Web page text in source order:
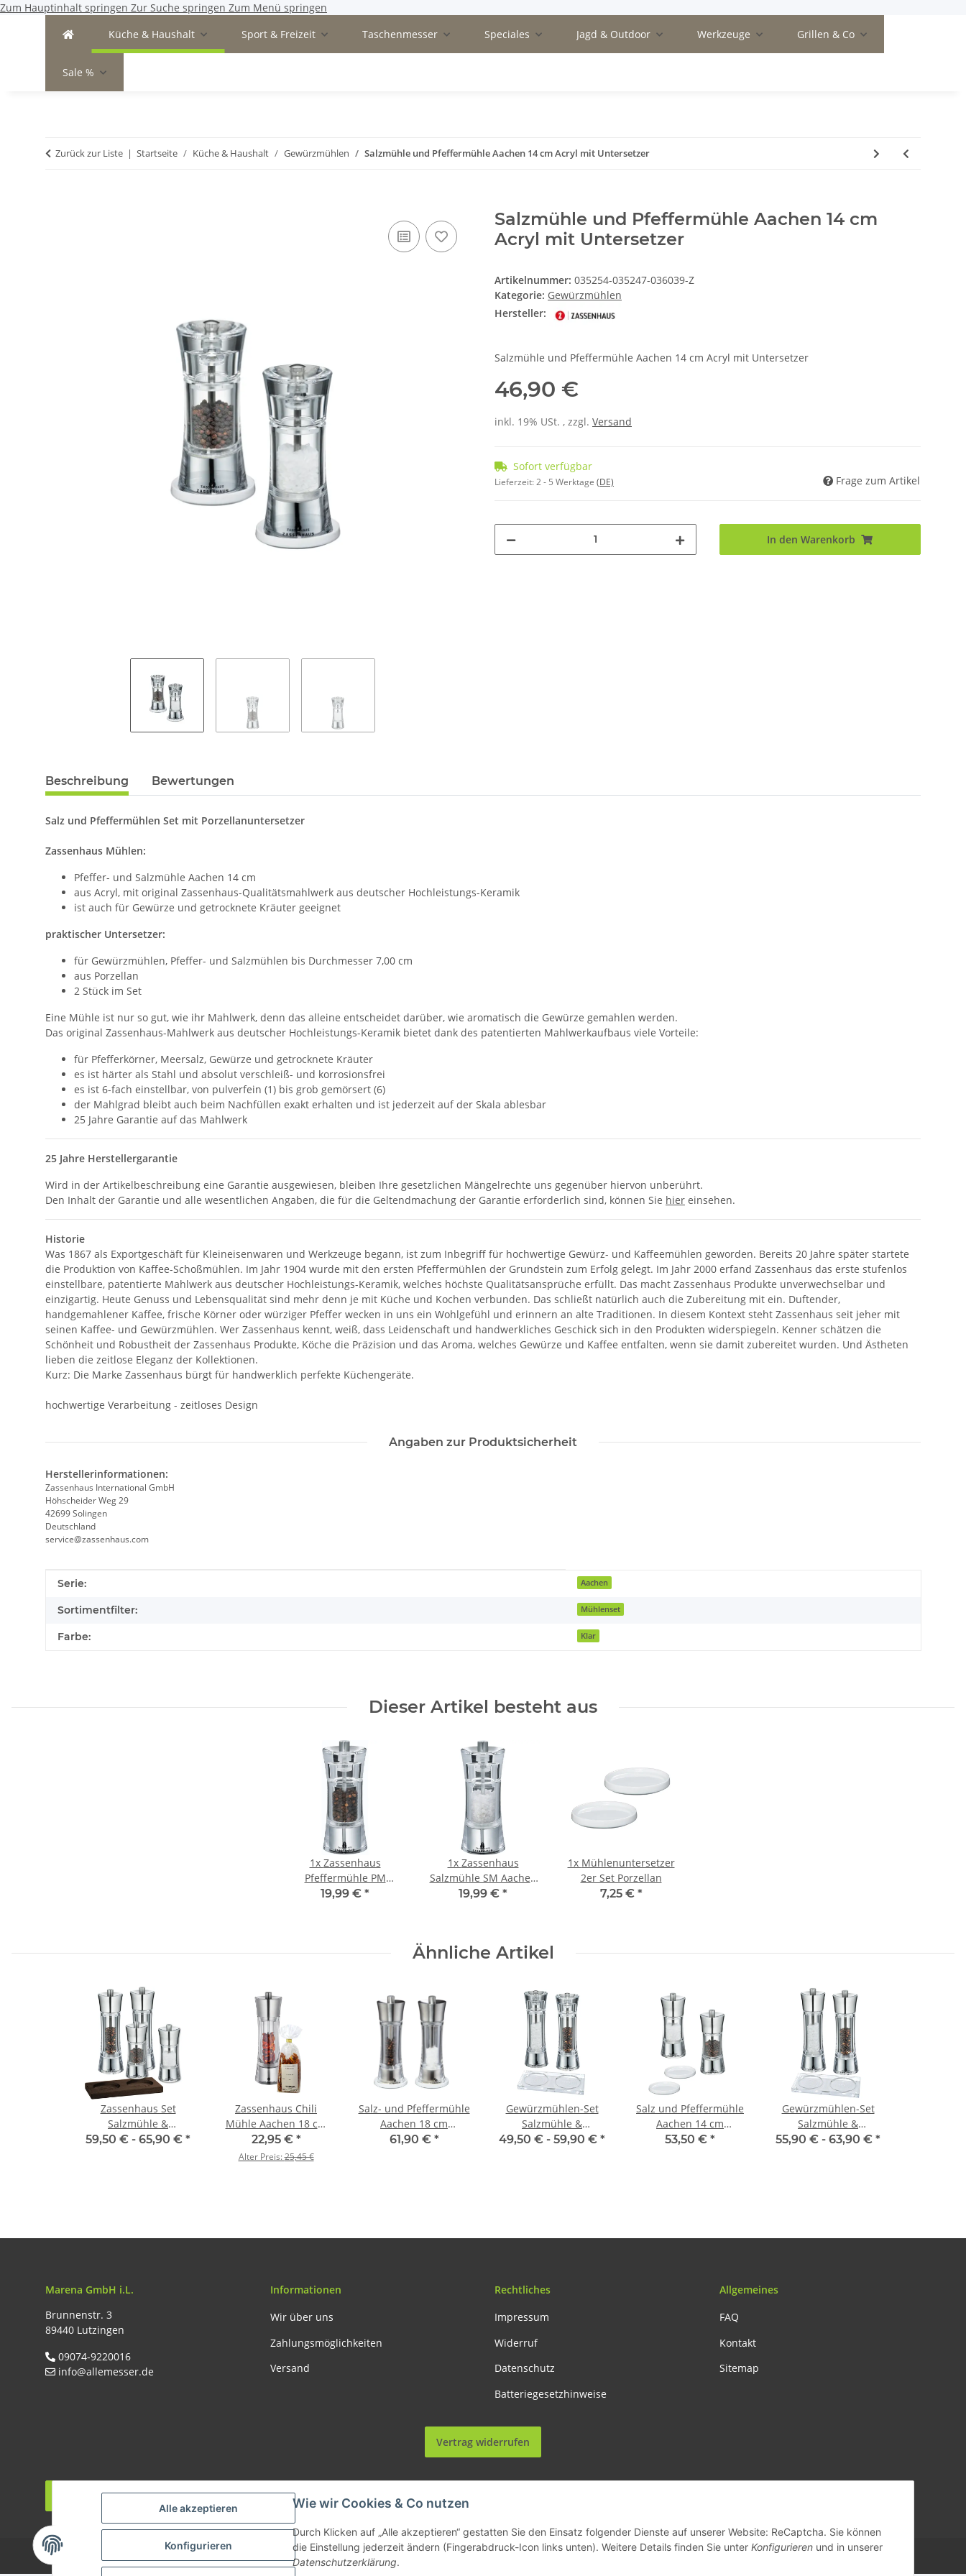
Zum Hauptinhalt springen Zur Suche springen Zum Menü springen
Alle akzeptieren
Konfigurieren
Wie wir Cookies & Co nutzen
Durch Klicken auf „Alle akzeptieren“ gestatten Sie den Einsatz folgender Dienste auf unserer Website: ReCaptcha. Sie können
die Einstellung jederzeit ändern (Fingerabdruck-Icon links unten). Weitere Details finden Sie unter Konfigurieren und in unserer
Datenschutzerklärung.
Küche & Haushalt Sport & Freizeit Taschenmesser Speciales Jagd & Outdoor Werkzeuge Grillen & Co
Sale %
Zurück zur Liste Startseite Küche & Haushalt Gewürzmühlen Salzmühle und Pfeffermühle Aachen 14 cm Acryl mit Untersetzer
Salzmühle und Pfeffermühle Aachen 14 cm
Acryl mit Untersetzer
Artikelnummer: 035254-035247-036039-Z
Kategorie: Gewürzmühlen
Hersteller:
Salzmühle und Pfeffermühle Aachen 14 cm Acryl mit Untersetzer
46,90 €
inkl. 19% USt. , zzgl. Versand
Sofort verfügbar
Lieferzeit:2 - 5 Werktage (DE) Frage zum Artikel
In den Warenkorb
Beschreibung Bewertungen
Salz und Pfeffermühlen Set mit Porzellanuntersetzer
Zassenhaus Mühlen:
Pfeffer- und Salzmühle Aachen 14 cm
aus Acryl, mit original Zassenhaus-Qualitätsmahlwerk aus deutscher Hochleistungs-Keramik
ist auch für Gewürze und getrocknete Kräuter geeignet
praktischer Untersetzer:
für Gewürzmühlen, Pfeffer- und Salzmühlen bis Durchmesser 7,00 cm
aus Porzellan
2 Stück im Set
Eine Mühle ist nur so gut, wie ihr Mahlwerk, denn das alleine entscheidet darüber, wie aromatisch die Gewürze gemahlen werden.
Das original Zassenhaus-Mahlwerk aus deutscher Hochleistungs-Keramik bietet dank des patentierten Mahlwerkaufbaus viele Vorteile:
für Pfefferkörner, Meersalz, Gewürze und getrocknete Kräuter
es ist härter als Stahl und absolut verschleiß- und korrosionsfrei
es ist 6-fach einstellbar, von pulverfein (1) bis grob gemörsert (6)
der Mahlgrad bleibt auch beim Nachfüllen exakt erhalten und ist jederzeit auf der Skala ablesbar
25 Jahre Garantie auf das Mahlwerk
25 Jahre Herstellergarantie
Wird in der Artikelbeschreibung eine Garantie ausgewiesen, bleiben Ihre gesetzlichen Mängelrechte uns gegenüber hiervon unberührt.
Den Inhalt der Garantie und alle wesentlichen Angaben, die für die Geltendmachung der Garantie erforderlich sind, können Sie hier einsehen.
Historie
Was 1867 als Exportgeschäft für Kleineisenwaren und Werkzeuge begann, ist zum Inbegriff für hochwertige Gewürz- und Kaffeemühlen geworden. Bereits 20 Jahre später startete
die Produktion von Kaffee-Schoßmühlen. Im Jahr 1904 wurde mit den ersten Pfeffermühlen der Grundstein zum Erfolg gelegt. Im Jahr 2000 erfand Zassenhaus das erste stufenlos
einstellbare, patentierte Mahlwerk aus deutscher Hochleistungs-Keramik, welches höchste Qualitätsansprüche erfüllt. Das macht Zassenhaus Produkte unverwechselbar und
einzigartig. Heute Genuss und Lebensqualität sind mehr denn je mit Küche und Kochen verbunden. Das schließt natürlich auch die Zubereitung mit ein. Duftender,
handgemahlener Kaffee, frische Körner oder würziger Pfeffer wecken in uns ein Wohlgefühl und erinnern an alte Traditionen. In diesem Kontext steht Zassenhaus seit jeher mit
seinen Kaffee- und Gewürzmühlen. Wer Zassenhaus kennt, weiß, dass Leidenschaft und handwerkliches Geschick sich in den Produkten widerspiegeln. Kenner schätzen die
Schönheit und Robustheit der Zassenhaus Produkte, Köche die Präzision und das Aroma, welches Gewürze und Kaffee entfalten, wenn sie damit zubereitet wurden. Und Ästheten
lieben die zeitlose Eleganz der Kollektionen.
Kurz: Die Marke Zassenhaus bürgt für handwerklich perfekte Küchengeräte.
hochwertige Verarbeitung - zeitloses Design
Angaben zur Produktsicherheit
Herstellerinformationen:
Zassenhaus International GmbH
Höhscheider Weg 29
42699 Solingen
Deutschland
service@zassenhaus.com
Produkteigenschaft
Wert
Serie: Aachen
Sortimentfilter: Mühlenset
Farbe: Klar
Dieser Artikel besteht aus
1x Zassenhaus
Pfeffermühle PM
Aachen 14 cm Acryl
19,99 € *
1x Zassenhaus
Salzmühle SM Aachen
14 cm Acryl
19,99 € *
1x Mühlenuntersetzer
2er Set Porzellan
7,25 € *
Ähnliche Artikel
Zassenhaus Set
Salzmühle &
Pfeffermühle Aachen
59,50 € - 65,90 € *
Zassenhaus Chili
Mühle Aachen 18 cm
Edelstahl + Chili 30 g
22,95 € *
Alter Preis:25,45 €
Salz- und Pfeffermühle
Aachen 18 cm
Edelstahl/Acryl mit
61,90 € *
Gewürzmühlen-Set
Salzmühle &
Pfeffermühle
49,50 € - 59,90 € *
Salz und Pfeffermühle
Aachen 14 cm
Edelstahl/Acryl mit
53,50 € *
Gewürzmühlen-Set
Salzmühle &
Pfeffermühle
55,90 € - 63,90 € *
Marena GmbH i.L.
Brunnenstr. 3
89440 Lutzingen
09074-9220016
info@allemesser.de
Informationen
Wir über uns
Zahlungsmöglichkeiten
Versand
Rechtliches
Impressum
Widerruf
Datenschutz
Batteriegesetzhinweise
Allgemeines
FAQ
Kontakt
Sitemap
Vertrag widerrufen
Vertrag widerrufen
© Allemesser.de | Marena GmbH i.L. Powered by